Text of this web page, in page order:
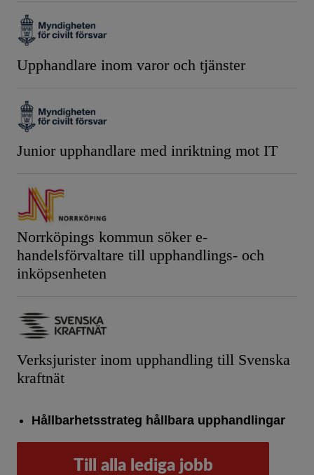
Upphandlare inom varor och tjänster
Junior upphandlare med inriktning mot IT
Norrköpings kommun söker e-
handelsförvaltare till upphandlings- och
inköpsenheten
Verksjurister inom upphandling till Svenska
kraftnät
Hållbarhetsstrateg hållbara upphandlingar
Till alla lediga jobb